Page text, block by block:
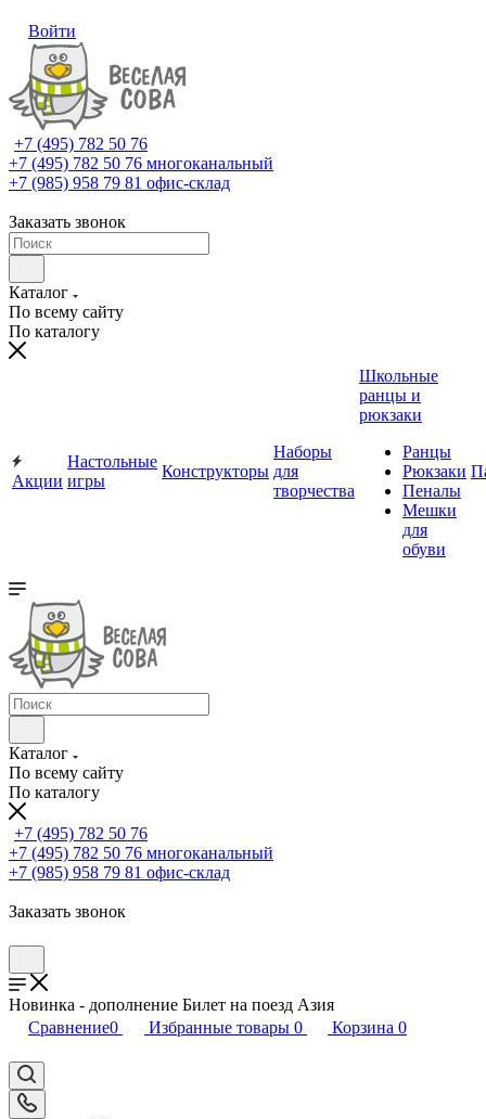
Войти
+7 (495) 782 50 76
+7 (495) 782 50 76 многоканальный
+7 (985) 958 79 81 офис-склад
Заказать звонок
Каталог
По всему сайту
По каталогу
Акции
Настольные
игры
Конструкторы
Наборы
для
творчества
Школьные
ранцы и
рюкзаки
Ранцы
Рюкзаки
Пеналы
Мешки
для
обуви
Каталог
По всему сайту
По каталогу
+7 (495) 782 50 76
+7 (495) 782 50 76 многоканальный
+7 (985) 958 79 81 офис-склад
Заказать звонок
Новинка - дополнение Билет на поезд Азия
Сравнение0 Избранные товары 0 Корзина 0